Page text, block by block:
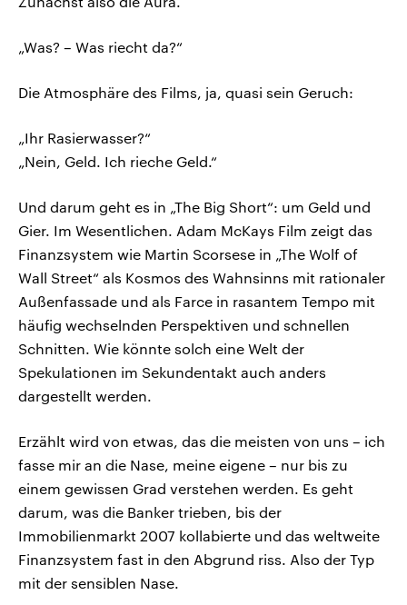
„Was? – Was riecht da?“
Die Atmosphäre des Films, ja, quasi sein Geruch:
„Ihr Rasierwasser?“
„Nein, Geld. Ich rieche Geld.“
Und darum geht es in „The Big Short“: um Geld und
Gier. Im Wesentlichen. Adam McKays Film zeigt das
Finanzsystem wie Martin Scorsese in „The Wolf of
Wall Street“ als Kosmos des Wahnsinns mit rationaler
Außenfassade und als Farce in rasantem Tempo mit
häufig wechselnden Perspektiven und schnellen
Schnitten. Wie könnte solch eine Welt der
Spekulationen im Sekundentakt auch anders
dargestellt werden.
Erzählt wird von etwas, das die meisten von uns – ich
fasse mir an die Nase, meine eigene – nur bis zu
einem gewissen Grad verstehen werden. Es geht
darum, was die Banker trieben, bis der
Immobilienmarkt 2007 kollabierte und das weltweite
Finanzsystem fast in den Abgrund riss. Also der Typ
mit der sensiblen Nase.